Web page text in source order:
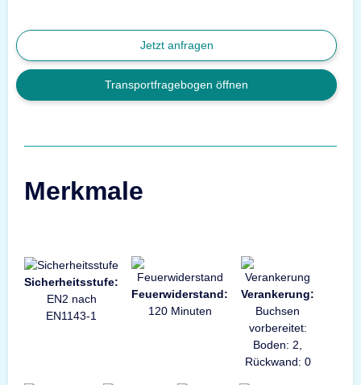
Jetzt anfragen
Transportfragebogen öffnen
Merkmale
Sicherheitsstufe:
EN2 nach
EN1143-1
Feuerwiderstand:
120 Minuten
Verankerung:
Buchsen
vorbereitet:
Boden: 2,
Rückwand: 0